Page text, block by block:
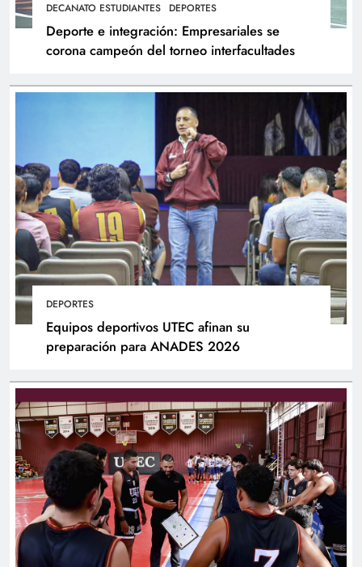
DECANATO ESTUDIANTES DEPORTES
Deporte e integración: Empresariales se
corona campeón del torneo interfacultades
DEPORTES
Equipos deportivos UTEC afinan su
preparación para ANADES 2026